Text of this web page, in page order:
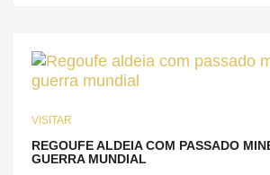
VISITAR
REGOUFE ALDEIA COM PASSADO
GUERRA MUNDIAL